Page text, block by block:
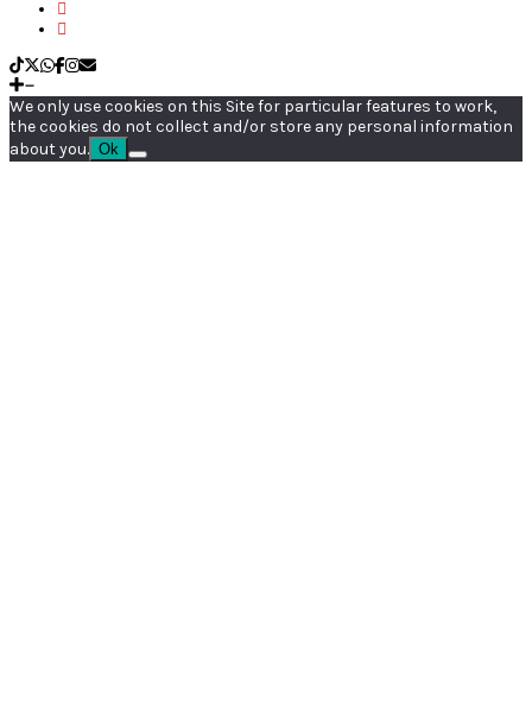
We only use cookies on this Site for particular features to work,
the cookies do not collect and/or store any personal information
about you. Ok